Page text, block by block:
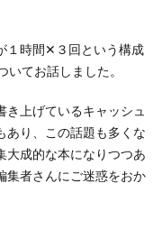
１時間✕３回という構成
てお話しました。
上げているキャッシュ
あり、この話題も多くな
大成的な本になりつつあ
集者さんにご迷惑をおか